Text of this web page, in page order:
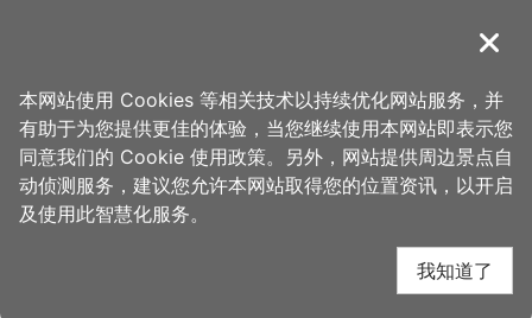
導覽
首页 > 想去的地方 > 住宿 > 爱多顶级会馆
爱多顶级会馆 周边店家
关闭
本网站使用 Cookies 等相关技术以持续优化网站服务，并
有助于为您提供更佳的体验，当您继续使用本网站即表示您
同意我们的 Cookie 使用政策。另外，网站提供周边景点自
动侦测服务，建议您允许本网站取得您的位置资讯，以开启
及使用此智慧化服务。
我知道了